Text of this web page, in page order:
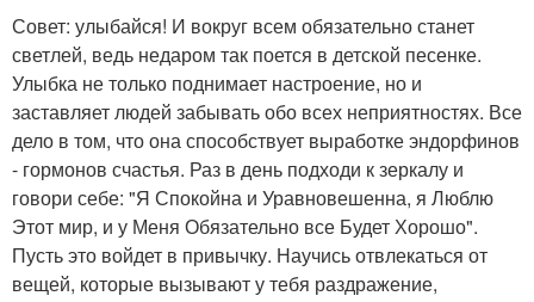
Совет: улыбайся! И вокруг всем обязательно станет
светлей, ведь недаром так поется в детской песенке.
Улыбка не только поднимает настроение, но и
заставляет людей забывать обо всех неприятностях. Все
дело в том, что она способствует выработке эндорфинов
- гормонов счастья. Раз в день подходи к зеркалу и
говори себе: "Я Спокойна и Уравновешенна, я Люблю
Этот мир, и у Меня Обязательно все Будет Хорошо".
Пусть это войдет в привычку. Научись отвлекаться от
вещей, которые вызывают у тебя раздражение,